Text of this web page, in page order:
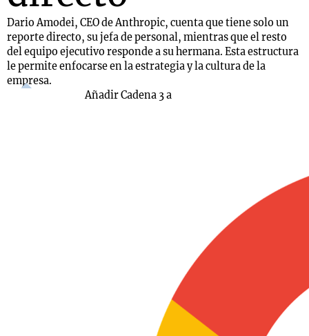
Dario Amodei, CEO de Anthropic, cuenta que tiene solo un
reporte directo, su jefa de personal, mientras que el resto
del equipo ejecutivo responde a su hermana. Esta estructura
le permite enfocarse en la estrategia y la cultura de la
empresa.
Añadir Cadena 3 a
La Sole en
Cadena 3